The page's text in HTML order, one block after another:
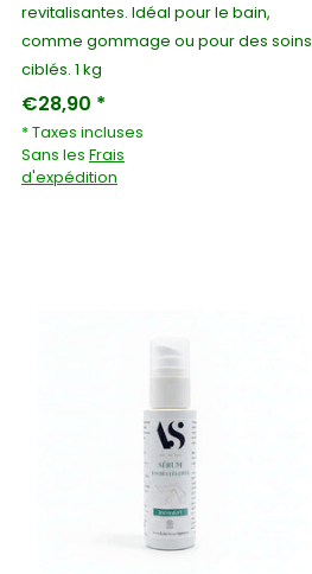
revitalisantes. Idéal pour le bain,
comme gommage ou pour des soins
ciblés. 1 kg
€28,90 *
* Taxes incluses
Sans les Frais
d'expédition